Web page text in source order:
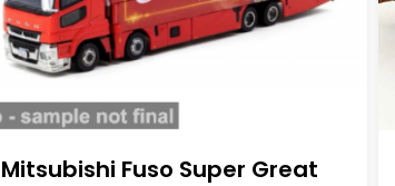
Mitsubishi Fuso Super Great